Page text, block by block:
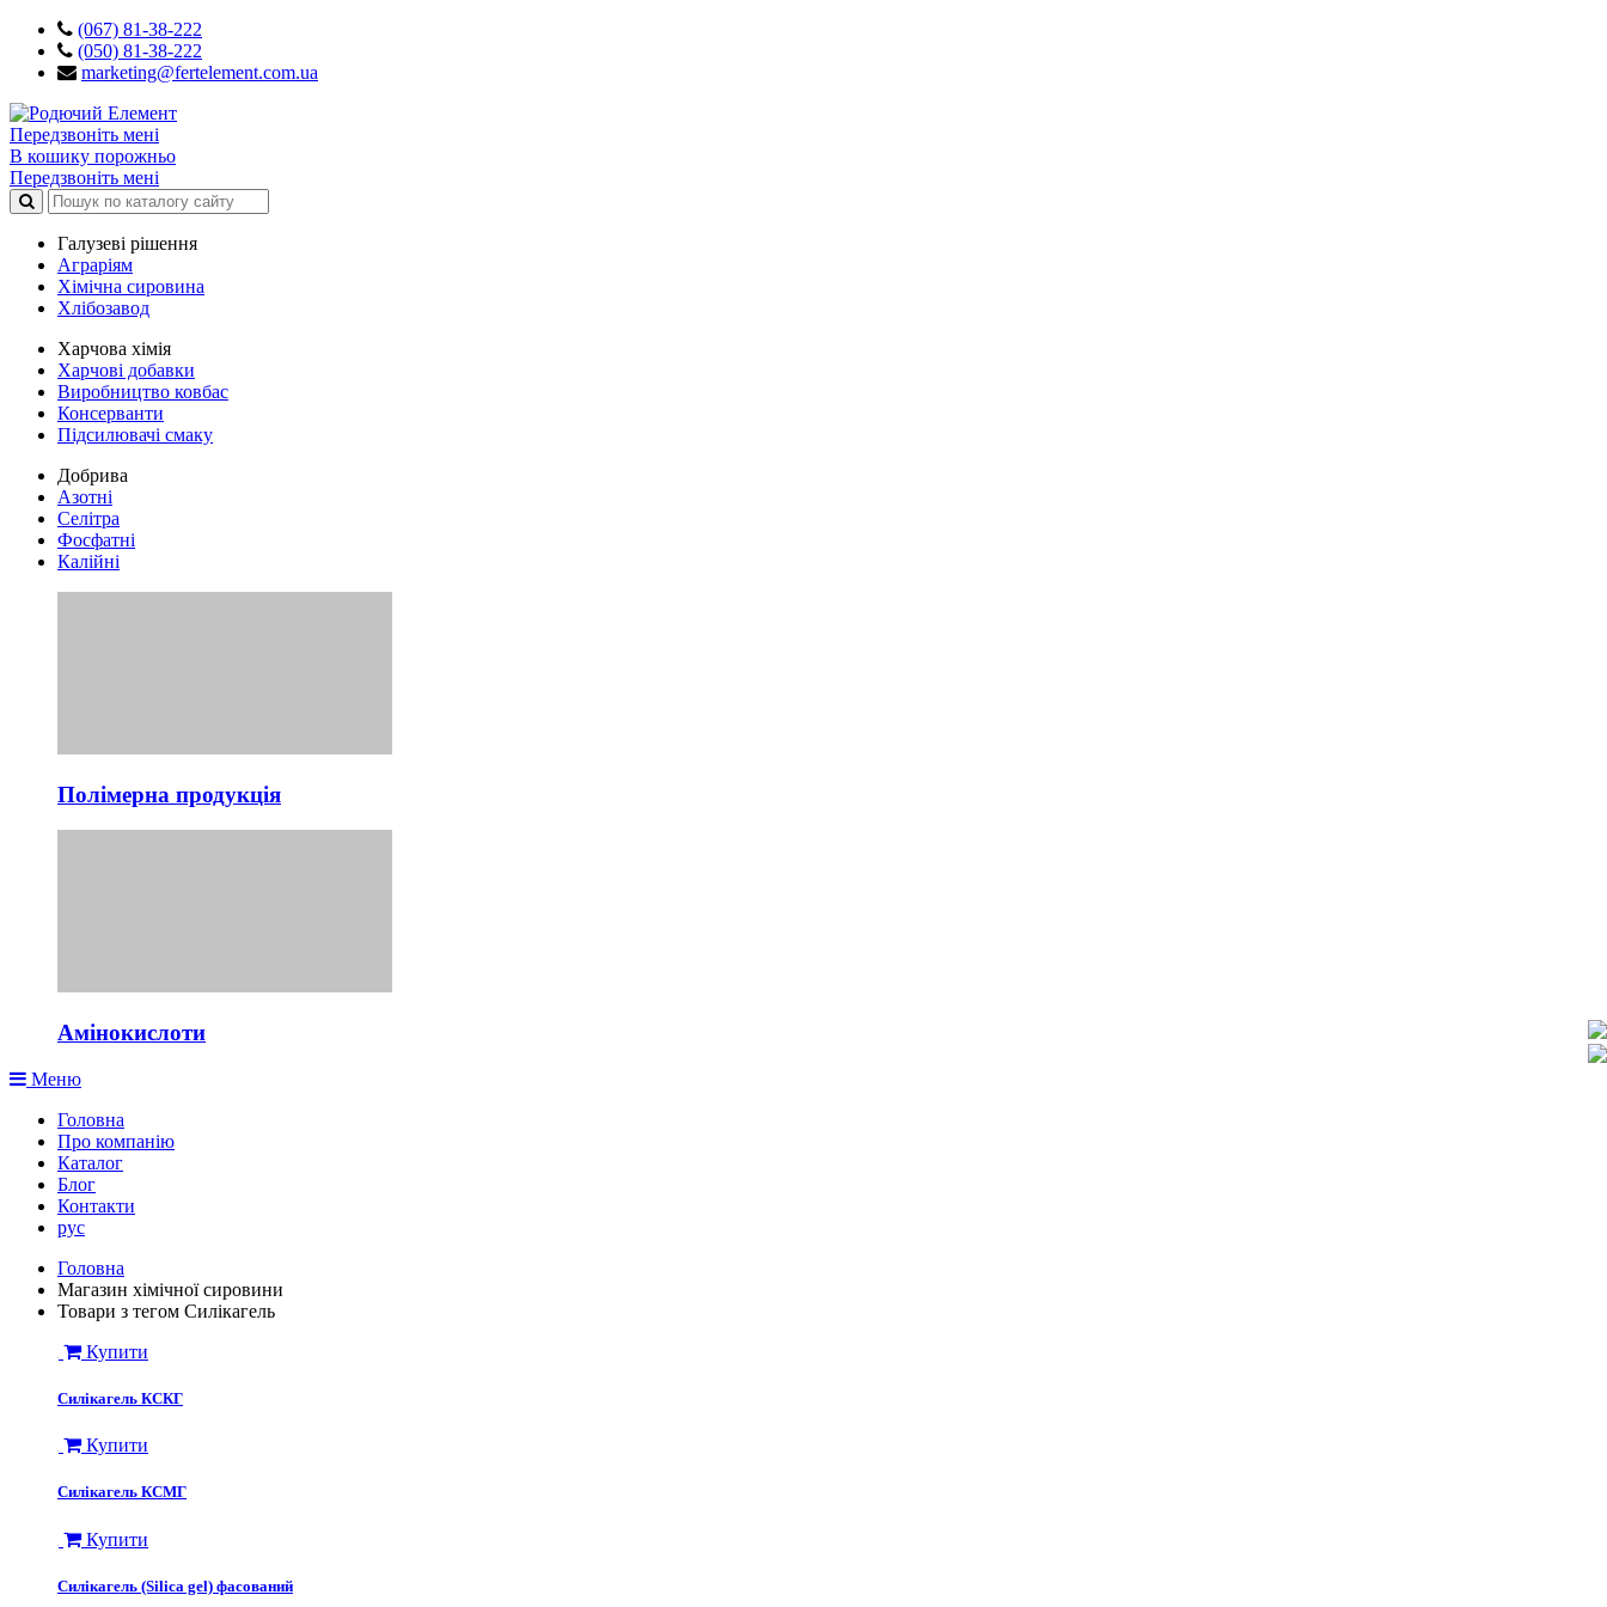
(067) 81-38-222
(050) 81-38-222
marketing@fertelement.com.ua
Передзвоніть мені
В кошику порожньо
Передзвоніть мені
Галузеві рішення
Аграріям
Хімічна сировина
Хлібозавод
Харчова хімія
Харчові добавки
Виробництво ковбас
Консерванти
Підсилювачі смаку
Добрива
Азотні
Селітра
Фосфатні
Калійні
Полімерна продукція
Амінокислоти
Меню
Головна
Про компанію
Каталог
Блог
Контакти
рус
Головна
Магазин хімічної сировини
Товари з тегом Силікагель
Купити
Силікагель КСКГ
Купити
Силікагель КСМГ
Купити
Силікагель (Silica gel) фасований